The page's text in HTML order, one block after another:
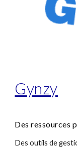
Gynzy
Des ressources
Des outils de